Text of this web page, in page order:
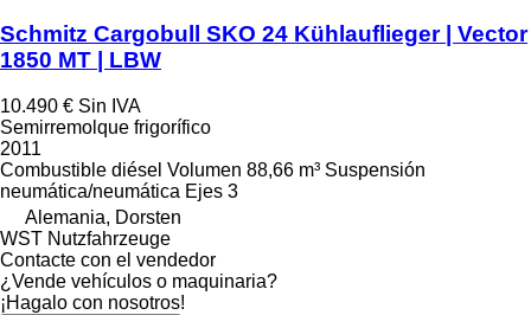
Schmitz Cargobull SKO 24 Kühlauflieger | Vector
1850 MT | LBW
10.490 € Sin IVA
Semirremolque frigorífico
2011
Combustible diésel Volumen 88,66 m³ Suspensión
neumática/neumática Ejes 3
Alemania, Dorsten
WST Nutzfahrzeuge
Contacte con el vendedor
¿Vende vehículos o maquinaria?
¡Hagalo con nosotros!